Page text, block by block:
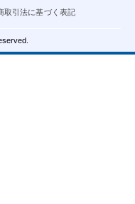
取引法に基づく表記